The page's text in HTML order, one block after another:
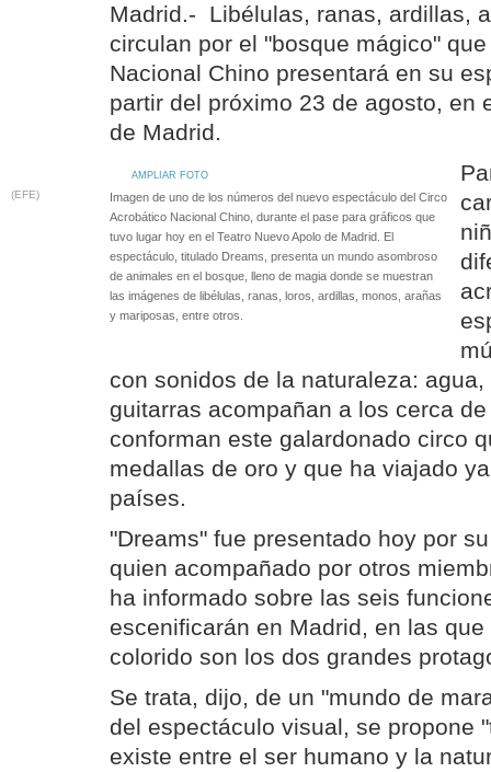
Madrid.- Libélulas, ranas, ardillas,
circulan por el "bosque mágico"
Nacional Chino presentará en su
partir del próximo 23 de agosto, en
de Madrid.
AMPLIAR FOTO
(EFE)
Imagen de uno de los números del nuevo espectáculo del Circo
Acrobático Nacional Chino, durante el pase para gráficos que
tuvo lugar hoy en el Teatro Nuevo Apolo de Madrid. El
espectáculo, titulado Dreams, presenta un mundo asombroso
de animales en el bosque, lleno de magia donde se muestran
las imágenes de libélulas, ranas, loros, ardillas, monos, arañas
y mariposas, entre otros.
con sonidos de la naturaleza:
guitarras acompañan a los cerca
conforman este galardonado circo
medallas de oro y que ha viajado
países.
"Dreams" fue presentado hoy por
quien acompañado por otros
ha informado sobre las seis
escenificarán en Madrid, en las
colorido son los dos grandes
Se trata, dijo, de un "mundo de
del espectáculo visual, se propone
existe entre el ser humano y la